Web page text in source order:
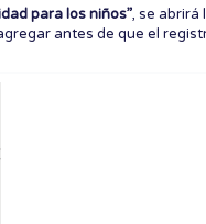
para los niños”, se abrirá
antes de que el